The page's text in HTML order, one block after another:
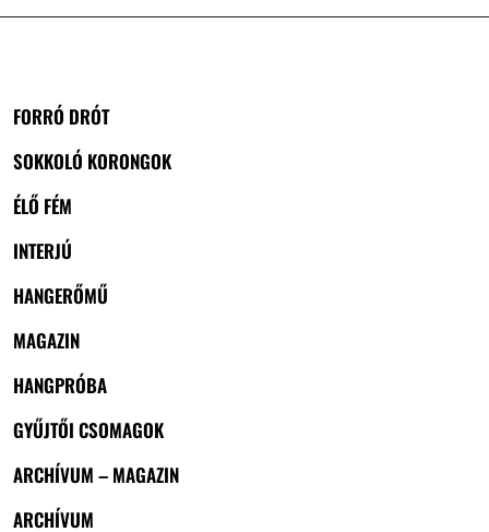
FORRÓ DRÓT
SOKKOLÓ KORONGOK
ÉLŐ FÉM
INTERJÚ
HANGERŐMŰ
MAGAZIN
HANGPRÓBA
GYŰJTŐI CSOMAGOK
ARCHÍVUM – MAGAZIN
ARCHÍVUM